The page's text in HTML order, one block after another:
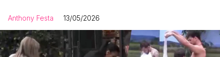
Anthony Festa 13/05/2026